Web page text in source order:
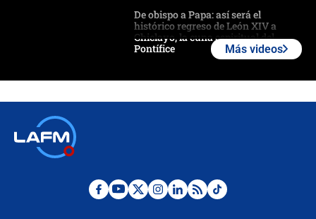
De obispo a Papa: así será el
histórico regreso de León XIV a
Chiclayo, la cuna espiritual del
Pontífice
sacerdote en la posesión de Abelardo
¿La posesión de Abelardo De la
Más videos